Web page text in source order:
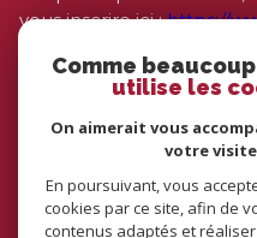
Comme
utilise les
On aimerait vous
votre
En poursuivant, vous
cookies par ce site, afin de
contenus adaptés et